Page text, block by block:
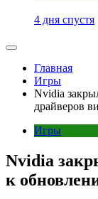
4 дня спустя
Главная
Игры
Nvidia
драйверов
Игры
Nvidia
к